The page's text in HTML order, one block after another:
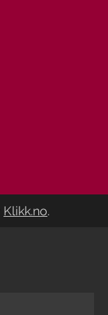
Klikk.no.